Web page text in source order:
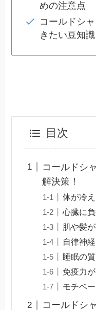
めの注意点
コールドシ
きたい豆知識
目次
コールドシ
解決策！
体が冷
心臓に
肌や髪
自律神
睡眠の
免疫力
モチベ
コールドシ